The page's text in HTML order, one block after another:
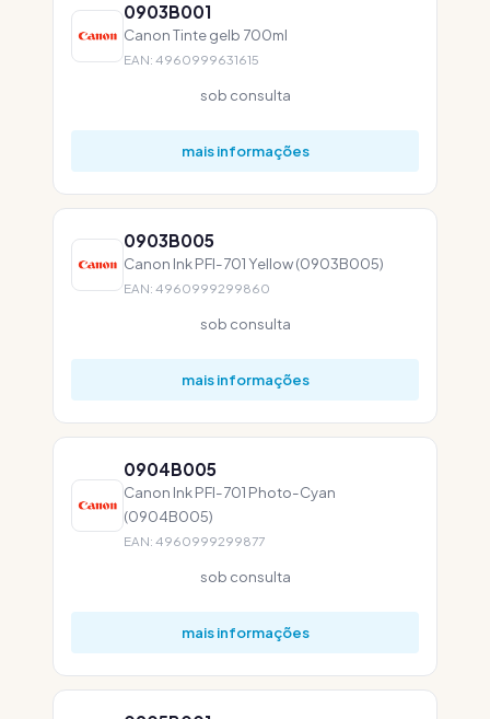
0903B001
Canon Tinte gelb 700ml
EAN: 4960999631615
sob consulta
mais informações
0903B005
Canon Ink PFI-701 Yellow (0903B005)
EAN: 4960999299860
sob consulta
mais informações
0904B005
Canon Ink PFI-701 Photo-Cyan
(0904B005)
EAN: 4960999299877
sob consulta
mais informações